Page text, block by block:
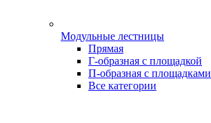
Модульные лестницы
Прямая
Г-образная с площадкой
П-образная с площадками
Все категории